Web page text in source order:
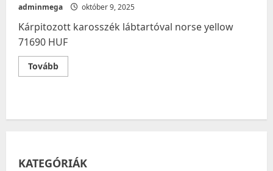
adminmega október 9, 2025
Kárpitozott karosszék lábtartóval norse yellow
71690 HUF
TovábbRead
more
norse
KATEGÓRIÁK